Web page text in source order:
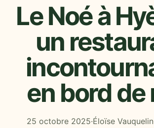
Le Noé à
un
en bord de
25 octobre 2025·Éloïse